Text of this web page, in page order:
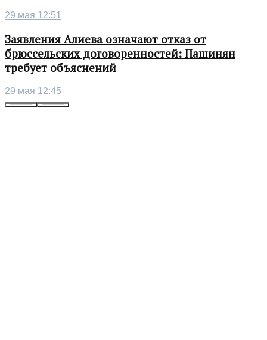
29 мая 12:51
Заявления Алиева означают отказ от
брюссельских договоренностей: Пашинян
требует объяснений
29 мая 12:45